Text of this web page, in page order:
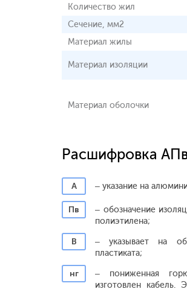
Количество жил
Сечение, мм2
Материал жилы
Материал изоляции
Материал оболочки
Расшифровка
А – указание на
Пв
– обозначение
полиэтилена;
В
– указывает на
пластиката;
нг
– пониженная
изготовлен кабель.